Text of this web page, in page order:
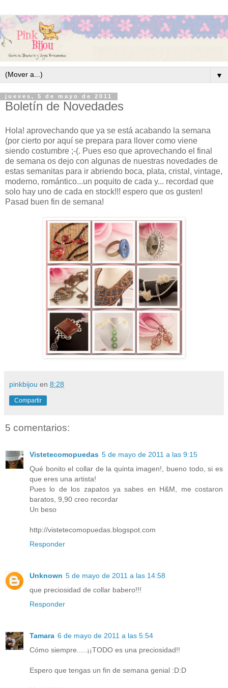
▼
jueves, 5 de mayo de 2011
Boletín de Novedades
Hola! aprovechando que ya se está acabando la semana
(por cierto por aquí se prepara para llover como viene
siendo costumbre ;-(. Pues eso que aprovechando el final
de semana os dejo con algunas de nuestras novedades de
estas semanitas para ir abriendo boca, plata, cristal, vintage,
moderno, romántico...un poquito de cada y... recordad que
solo hay uno de cada en stock!!! espero que os gusten!
Pasad buen fin de semana!
pinkbijou en 8:28
Compartir
5 comentarios:
Vistetecomopuedas 5 de mayo de 2011 a las 9:15
Qué bonito el collar de la quinta imagen!, bueno todo, si es
que eres una artista!
Pues lo de los zapatos ya sabes en H&M, me costaron
baratos, 9,90 creo recordar
Un beso
http://vistetecomopuedas.blogspot.com
Responder
Unknown 5 de mayo de 2011 a las 14:58
que preciosidad de collar babero!!!
Responder
Tamara 6 de mayo de 2011 a las 5:54
Cómo siempre.....¡¡TODO es una preciosidad!!
Espero que tengas un fin de semana genial :D:D